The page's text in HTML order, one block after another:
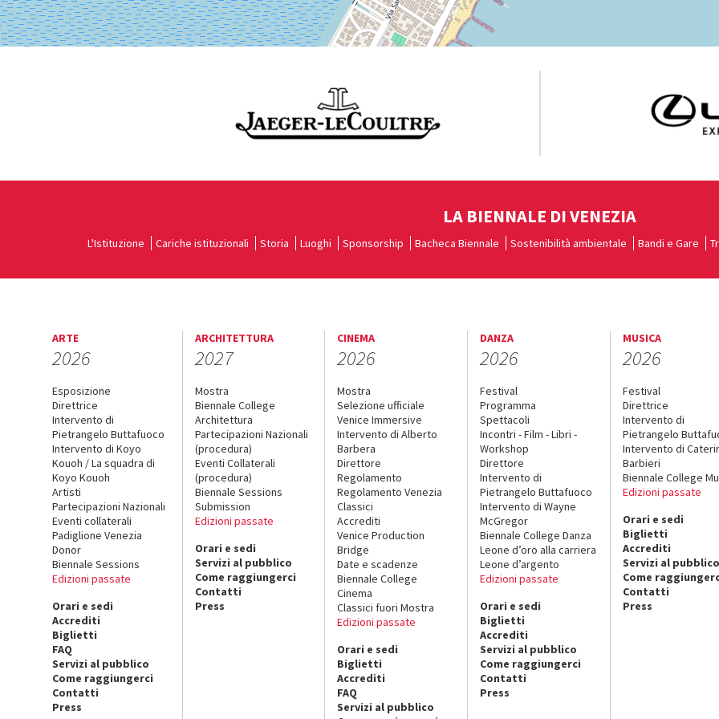
LA BIENNALE DI VENEZIA
L'Istituzione Cariche istituzionali Storia Luoghi Sponsorship Bacheca Biennale Sostenibilità ambientale Bandi e Gare
ARTE
2026
Esposizione
Direttrice
Intervento di
Pietrangelo Buttafuoco
Intervento di Koyo
Kouoh / La squadra di
Koyo Kouoh
Artisti
Partecipazioni Nazionali
Eventi collaterali
Padiglione Venezia
Donor
Biennale Sessions
Edizioni passate
Orari e sedi
Accrediti
Biglietti
FAQ
Servizi al pubblico
Come raggiungerci
Contatti
Press
ARCHITETTURA
2027
Mostra
Biennale College
Architettura
Partecipazioni Nazionali
(procedura)
Eventi Collaterali
(procedura)
Biennale Sessions
Submission
Edizioni passate
Orari e sedi
Servizi al pubblico
Come raggiungerci
Contatti
Press
CINEMA
2026
Mostra
Selezione ufficiale
Venice Immersive
Intervento di Alberto
Barbera
Direttore
Regolamento
Regolamento Venezia
Classici
Accrediti
Venice Production
Bridge
Date e scadenze
Biennale College
Cinema
Classici fuori Mostra
Edizioni passate
Orari e sedi
Biglietti
Accrediti
FAQ
Servizi al pubblico
DANZA
2026
Festival
Programma
Spettacoli
Incontri - Film - Libri -
Workshop
Direttore
Intervento di
Pietrangelo Buttafuoco
Intervento di Wayne
McGregor
Biennale College Danza
Leone d’oro alla carriera
Leone d’argento
Edizioni passate
Orari e sedi
Biglietti
Accrediti
Servizi al pubblico
Come raggiungerci
Contatti
Press
MUSICA
2026
Festival
Direttrice
Intervento di
Pietrangelo
Intervento di
Barbieri
Biennale College
Edizioni passate
Orari e sedi
Biglietti
Accrediti
Servizi al pubblico
Come
Contatti
Press